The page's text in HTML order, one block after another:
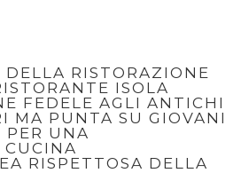
RISTORAZIONE
ISOLA
FEDELE AGLI ANTICHI
MA PUNTA SU GIOVANI
PER UNA
CUCINA
RISPETTOSA DELLA